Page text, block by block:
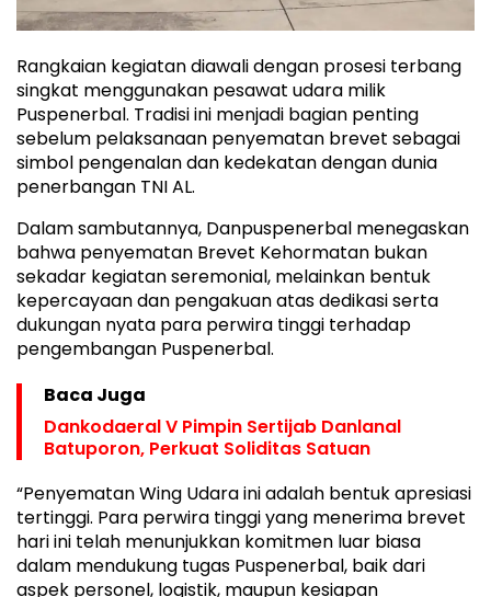
Rangkaian kegiatan diawali dengan prosesi terbang
singkat menggunakan pesawat udara milik
Puspenerbal. Tradisi ini menjadi bagian penting
sebelum pelaksanaan penyematan brevet sebagai
simbol pengenalan dan kedekatan dengan dunia
penerbangan TNI AL.
Dalam sambutannya, Danpuspenerbal menegaskan
bahwa penyematan Brevet Kehormatan bukan
sekadar kegiatan seremonial, melainkan bentuk
kepercayaan dan pengakuan atas dedikasi serta
dukungan nyata para perwira tinggi terhadap
pengembangan Puspenerbal.
Baca Juga
Dankodaeral V Pimpin Sertijab Danlanal
Batuporon, Perkuat Soliditas Satuan
“Penyematan Wing Udara ini adalah bentuk apresiasi
tertinggi. Para perwira tinggi yang menerima brevet
hari ini telah menunjukkan komitmen luar biasa
dalam mendukung tugas Puspenerbal, baik dari
aspek personel, logistik, maupun kesiapan